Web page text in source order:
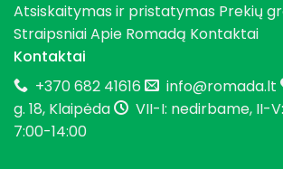
Atsiskaitymas ir pristatymas Prekių
StraipsniaiApie Romadą Kontaktai
Kontaktai
+370 682 41616
info@romada.lt
g. 18, Klaipėda
VII-I: nedirbame, II-
7:00-14:00